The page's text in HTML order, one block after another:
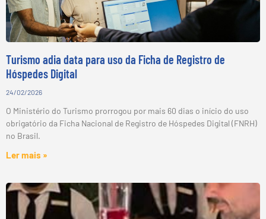
Turismo adia data para uso da Ficha de Registro de
Hóspedes Digital
24/02/2026
O Ministério do Turismo prorrogou por mais 60 dias o início do uso
obrigatório da Ficha Nacional de Registro de Hóspedes Digital (FNRH)
no Brasil.
Ler mais »